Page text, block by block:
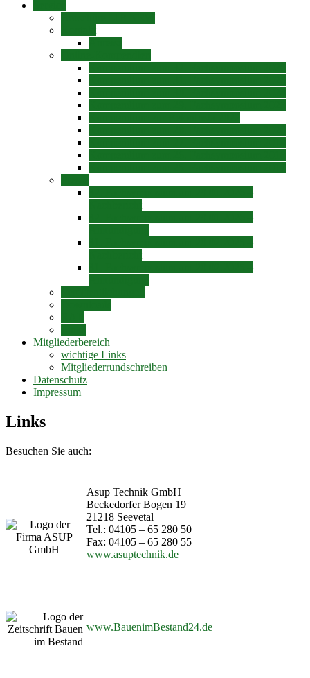
Mitgliederbereich
wichtige Links
Mitgliederrundschreiben
Datenschutz
Impressum
Links
Besuchen Sie auch:
Asup Technik GmbH
Beckedorfer Bogen 19
21218 Seevetal
Tel.: 04105 – 65 280 50
Fax: 04105 – 65 280 55
www.asuptechnik.de
www.BauenimBestand24.de